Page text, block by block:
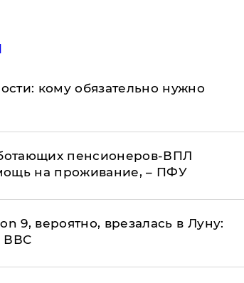
кому обязательно нужно
пенсионеров-ВПЛ
на проживание, – ПФУ
9, вероятно, врезалась в Луну:
ВВС